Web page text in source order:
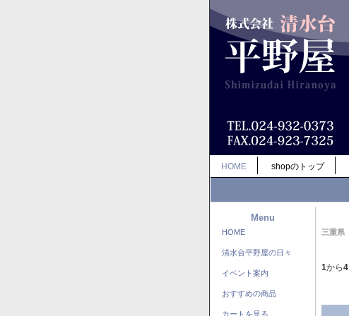
HOME shopのトップ
Menu
HOME
清水台平野屋の日々
イベント案内
おすすめの商品
カートを見る
三重県
1から4